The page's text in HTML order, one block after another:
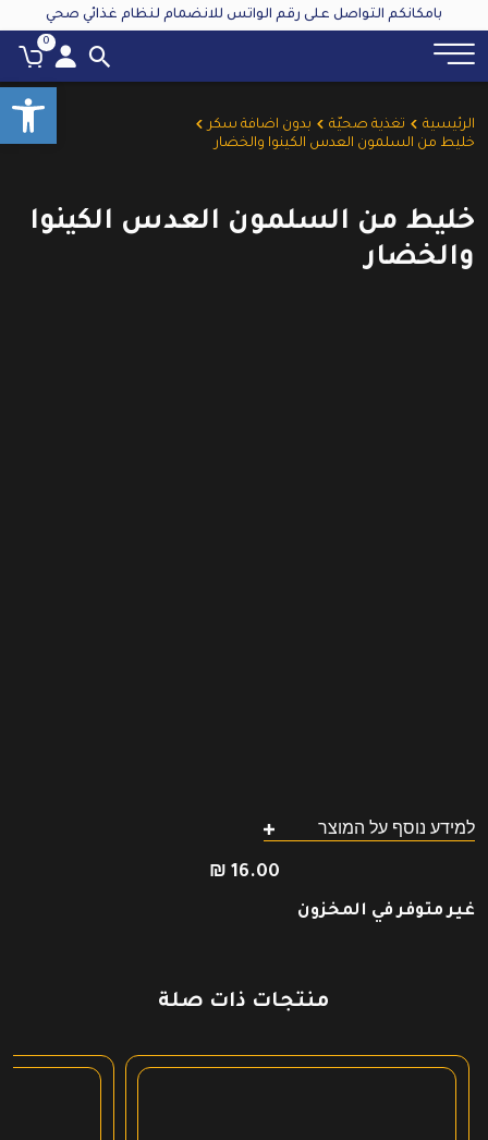
بامكانكم التواصل على رقم الواتس للانضمام لنظام غذائي صحي
0
الرئيسية تغذية صحيّة
بدون اضافة سكر
خليط من السلمون العدس الكينوا والخضار
خليط من السلمون العدس الكينوا
والخضار
למידע נוסף על המוצר
₪ 16.00
غير متوفر في المخزون
منتجات ذات صلة